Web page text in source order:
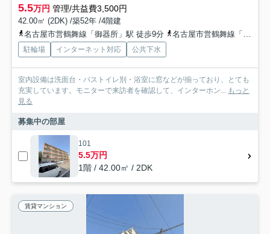
5.5万円 管理/共益費3,500円
42.00㎡ (2DK) /築52年 /4階建
名古屋市営鶴舞線「御器所」駅 徒歩9分
名古屋市営鶴舞線「荒畑」駅 徒歩18分
駐輪場 インターネット対応 公共下水
室内設備は洗面台・バストイレ別・浴室に窓などが揃っており、とても
充実しています。モニターで来訪者を確認して、インターホン... もっと
見る
募集中の部屋
101
5.5万円
1階 / 42.00㎡ / 2DK
賃貸マンション